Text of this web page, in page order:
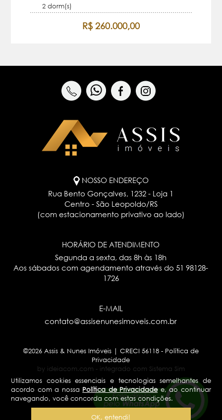
Utilizamos cookies essenciais e tecnologias semelhantes de
acordo com a nossa Política de Privacidadee, ao continuar
navegando, você concorda com estas condições.
OK, entendi!
2 dorm(s)
R$ 260.000,00
NOSSO ENDEREÇO
Rua Bento Gonçalves, 1232 - Loja 1
Centro - São Leopoldo/RS
(com estacionamento privativo ao lado)
HORÁRIO DE ATENDIMENTO
Segunda a sexta, das 8h às 18h
Aos sábados com agendamento através do51 98128-
1726
E-MAIL
contato@assisenunesimoveis.com.br
©2026 Assis & Nunes Imóveis | CRECI 56118 - Política de
Privacidade
by ideiacom.com - integrado com Sistema Sim